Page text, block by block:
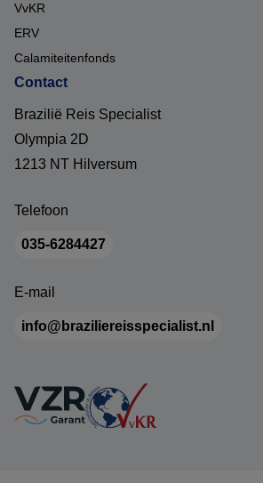
VvKR
ERV
Calamiteitenfonds
Contact
Brazilië Reis Specialist
Olympia 2D
1213 NT Hilversum
Telefoon
035-6284427
E-mail
info@braziliereisspecialist.nl